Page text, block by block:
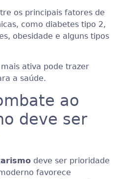
os principais fatores de
como diabetes tipo 2,
obesidade e alguns tipos
ativa pode trazer
a saúde.
ao
deve ser
deve ser prioridade
favorece